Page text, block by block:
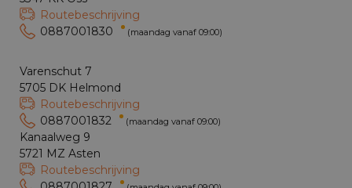
Routebeschrijving
0887001830
(maandag vanaf 09:00)
Varenschut 7
5705 DK Helmond
Routebeschrijving
0887001832
(maandag vanaf 09:00)
Kanaalweg 9
5721 MZ Asten
Routebeschrijving